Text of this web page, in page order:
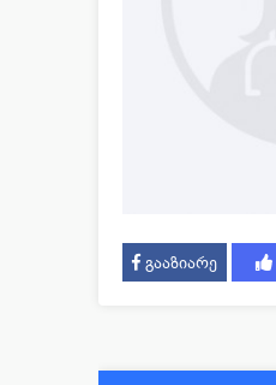
გააზიარე